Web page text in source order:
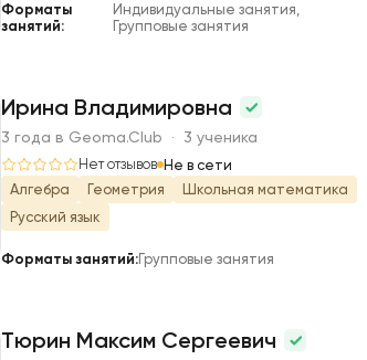
Форматы
занятий:
Индивидуальные занятия,
Групповые занятия
Ирина Владимировна
3 года в Geoma.Club · 3 ученика
Нет отзывов Не в сети
Алгебра
Геометрия
Школьная математика
Русский язык
Форматы занятий:Групповые занятия
Тюрин Максим Сергеевич